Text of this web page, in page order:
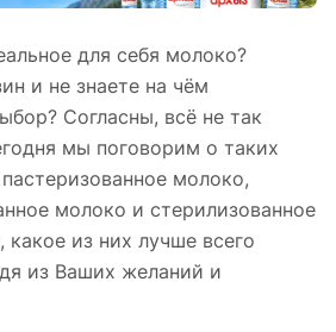
для себя молоко?
и не знаете на чём
Согласны, всё не так
мы поговорим о таких
молоко,
молоко и стерилизованное
из них лучше всего
из Ваших желаний и